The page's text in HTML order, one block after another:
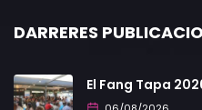
DARRERES
El Fang Tapa